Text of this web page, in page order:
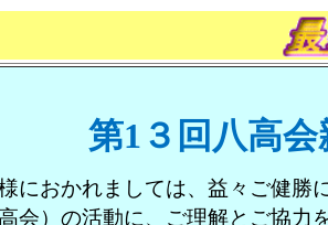
第1 ３回八高
におかれましては、益々ご健
会）の活動に、ご理解とご協力